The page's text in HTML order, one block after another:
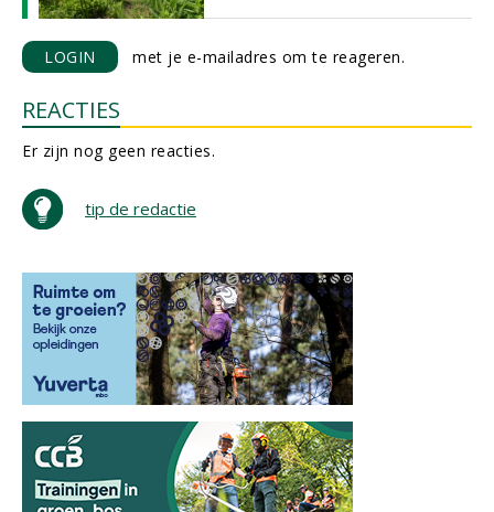
LOGIN met je e-mailadres om te reageren.
REACTIES
Er zijn nog geen reacties.
tip de redactie